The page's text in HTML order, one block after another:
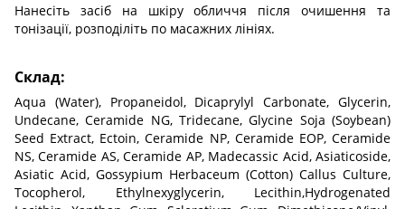
Нанесіть засіб на шкіру обличчя після очишення та
тонізації, розподіліть по масажних лініях.
Склад:
Aqua (Water), Propaneidol, Dicaprylyl Carbonate, Glycerin,
Undecane, Ceramide NG, Tridecane, Glycine Soja (Soybean)
Seed Extract, Ectoin, Ceramide NP, Ceramide EOP, Ceramide
NS, Ceramide AS, Ceramide AP, Madecassic Acid, Asiaticoside,
Asiatic Acid, Gossypium Herbaceum (Cotton) Callus Culture,
Tocopherol, Ethylnexyglycerin, Lecithin,Hydrogenated